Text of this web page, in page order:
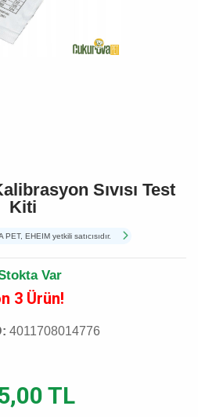
Sıvısı Test
Kiti
PET, EHEIM yetkili satıcısıdır.
Var
3 Ürün!
4011708014776
TL